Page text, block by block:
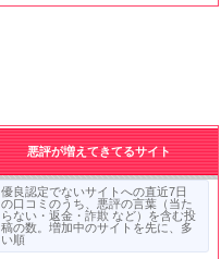
悪評が増えてきてるサイト
優良認定でないサイトへの直近7日
の口コミのうち、悪評の言葉（当た
らない・返金・詐欺 など）を含む投
稿の数。増加中のサイトを先に、多
い順